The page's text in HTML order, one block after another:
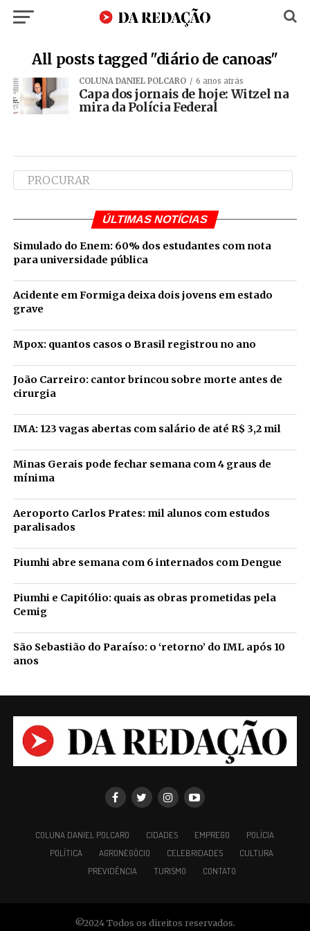
All posts tagged "diário de canoas"
COLUNA DANIEL POLCARO 6 anos atrás
Capa dos jornais de hoje: Witzel na
mira da Polícia Federal
ÚLTIMAS NOTÍCIAS
Simulado do Enem: 60% dos estudantes com nota
para universidade pública
Acidente em Formiga deixa dois jovens em estado
grave
Mpox: quantos casos o Brasil registrou no ano
João Carreiro: cantor brincou sobre morte antes de
cirurgia
IMA: 123 vagas abertas com salário de até R$ 3,2 mil
Minas Gerais pode fechar semana com 4 graus de
mínima
Aeroporto Carlos Prates: mil alunos com estudos
paralisados
Piumhi abre semana com 6 internados com Dengue
Piumhi e Capitólio: quais as obras prometidas pela
Cemig
São Sebastião do Paraíso: o ‘retorno’ do IML após 10
anos
COLUNA DANIEL POLCARO CIDADES EMPREGO
POLÍCIA
POLÍTICA
AGRONEGÓCIO CELEBRIDADES
CULTURA
PREVIDÊNCIA
TURISMO CONTATO
©2024 Todos os direitos reservados.